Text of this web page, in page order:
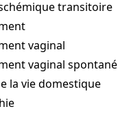
transitoire
vaginal
vaginal spontané
la vie domestique